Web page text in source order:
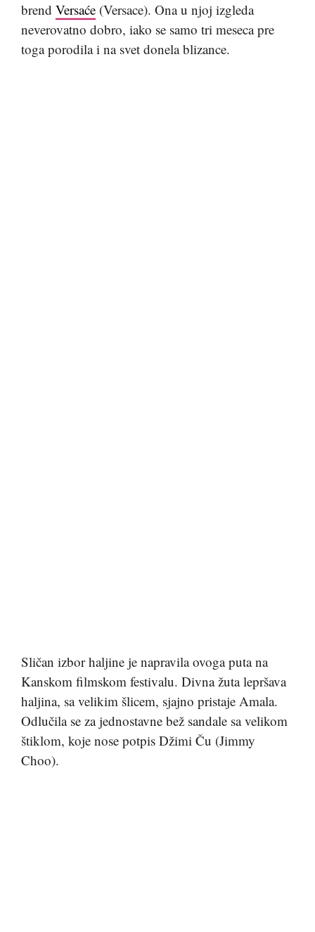
brend Versaće (Versace). Ona u njoj izgleda
neverovatno dobro, iako se samo tri meseca pre
toga porodila i na svet donela blizance.
Sličan izbor haljine je napravila ovoga puta na
Kanskom filmskom festivalu. Divna žuta lepršava
haljina, sa velikim šlicem, sjajno pristaje Amala.
Odlučila se za jednostavne bež sandale sa velikom
štiklom, koje nose potpis Džimi Ču (Jimmy
Choo).